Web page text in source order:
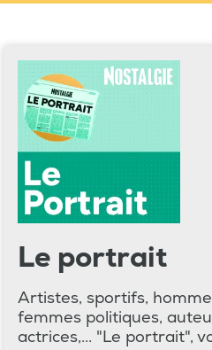
Le portrait
Artistes, sportifs,
femmes politiques,
actrices,... "Le portrait",